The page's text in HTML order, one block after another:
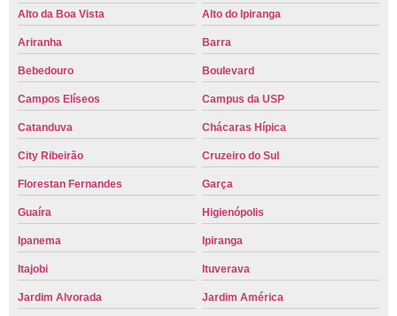
Alto da Boa Vista
Alto do Ipiranga
Ariranha Barra
Bebedouro Boulevard
Campos Elíseos Campus da USP
Catanduva Chácaras Hípica
City Ribeirão Cruzeiro do Sul
Florestan Fernandes Garça
Guaíra Higienópolis
Ipanema Ipiranga
Itajobi Ituverava
Jardim Alvorada Jardim América